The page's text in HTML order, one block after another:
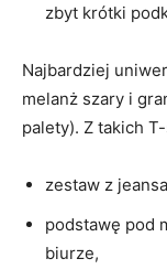
zbyt krótki
Najbardziej
melanż szary i
palety). Z takich
zestaw z
podstawę pod
biurze,